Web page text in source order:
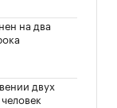
на два
двух